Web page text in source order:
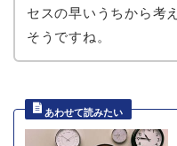
セスの早いうちから考
そうですね。